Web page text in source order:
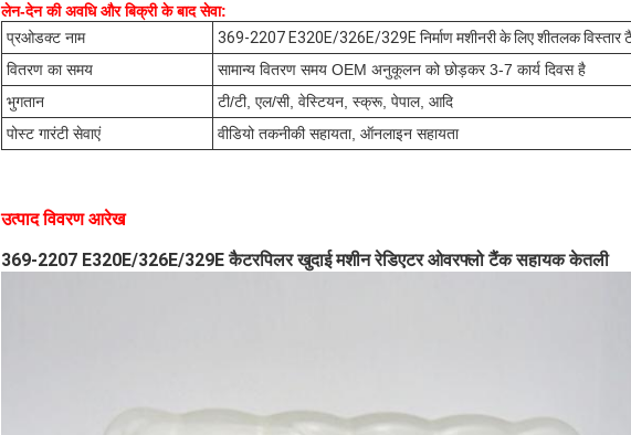
लेन-देन की अवधि और बिक्री के बाद सेवा:
प्रओडक्ट नाम
369-2207 E320E/326E/329E निर्माण मशीनरी के लिए शीतलक विस्तार
वितरण का समय
सामान्य वितरण समय OEM अनुकूलन को छोड़कर 3-7 कार्य दिवस है
भुगतान
टी/टी, एल/सी, वेस्टियन, स्क्रू, पेपाल, आदि
पोस्ट गारंटी सेवाएं
वीडियो तकनीकी सहायता, ऑनलाइन सहायता
उत्पाद विवरण आरेख
369-2207 E320E/326E/329E कैटरपिलर खुदाई मशीन रेडिएटर ओवरफ्लो टैंक सहायक केतली